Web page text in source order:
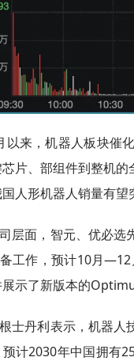
以来，机器人板块催
片、部组件到整机的
人形机器人销量有望
层面，智元、优必选
工作，预计10月—12
示了新版本的
士丹利表示，机器人
计2030年中国拥有